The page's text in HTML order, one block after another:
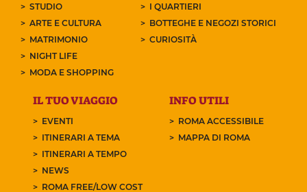
STUDIO
ARTE E CULTURA
MATRIMONIO
NIGHT LIFE
MODA E SHOPPING
I QUARTIERI
BOTTEGHE E NEGOZI STORICI
CURIOSITÀ
IL TUO VIAGGIO
EVENTI
ITINERARI A TEMA
ITINERARI A TEMPO
NEWS
ROMA FREE/LOW COST
INFO UTILI
ROMA ACCESSIBILE
MAPPA DI ROMA